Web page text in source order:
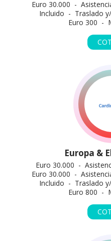
Euro 30.000 -
Incluido - Traslado
Euro 300 -
Europa &
Euro 30.000 -
Euro 30.000 -
Incluido - Traslado
Euro 800 -